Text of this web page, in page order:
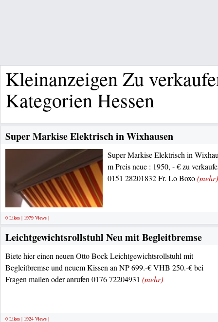
Kleinanzeigen Zu
Kategorien Hessen
Super Markise Elektrisch in Wixhausen
Super Markise Elektrisch in
m Preis neue : 1950, - € zu
0151 28201832 Fr. Lo Boxo(mehr)
0 Likes | 1979 Views |
Leichtgewichtsrollstuhl Neu mit Begleitbremse
Biete hier einen neuen Otto Bock Leichtgewichtsrollstuhl mit
Begleitbremse und neuem Kissen an NP 699.-€ VHB 250.-€ bei
Fragen mailen oder anrufen 0176 72204931 (mehr)
0 Likes | 1924 Views |